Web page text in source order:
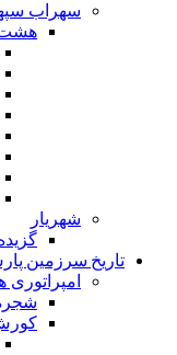
سهراب
هشت
شهریار
تاریخ سرزمین